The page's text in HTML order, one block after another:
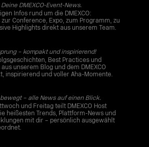
DMEXCO-Event-News.
Infos rund um die DMEXCO:
Conference, Expo, zum Programm, zu
Highlights direkt aus unserem Team.
– kompakt und inspirierend!
Best Practices und
unserem Blog und dem DMEXCO
inspirierend und voller Aha-Momente.
– alle News auf einen Blick.
und Freitag teilt DMEXCO Host
heißesten Trends, Plattform-News und
mit dir – persönlich ausgewählt